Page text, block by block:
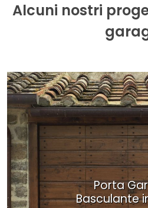
Alcuni nostri
Porta
Basculante